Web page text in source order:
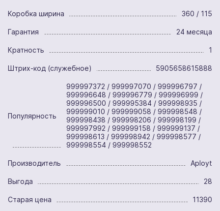
Коробка ширина 360 / 115
Гарантия 24 месяца
Кратность 1
Штрих-код (служебное) 5905658615888
Популярность
999997372 / 999997070 / 999996797 /
999996648 / 999996779 / 999996999 /
999996500 / 999995384 / 999998935 /
999999010 / 999999058 / 999998548 /
999998438 / 999998206 / 999998199 /
999997992 / 999999158 / 999999137 /
999998613 / 999998942 / 999998577 /
999998554 / 999998552
Производитель Aployt
Выгода 28
Старая цена 11390